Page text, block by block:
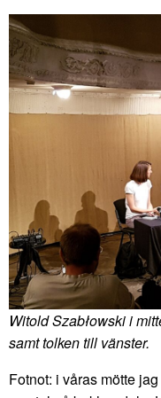
Witold Szabłowski i
samt tolken till vänster.
Fotnot: i våras mötte